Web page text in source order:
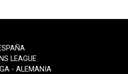
LEAGUE
- ALEMANIA